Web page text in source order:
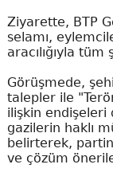
Ziyarette, BTP
selamı,
aracılığıyla
Görüşmede,
talepler ile
ilişkin endişeleri
gazilerin haklı
belirterek,
ve çözüm